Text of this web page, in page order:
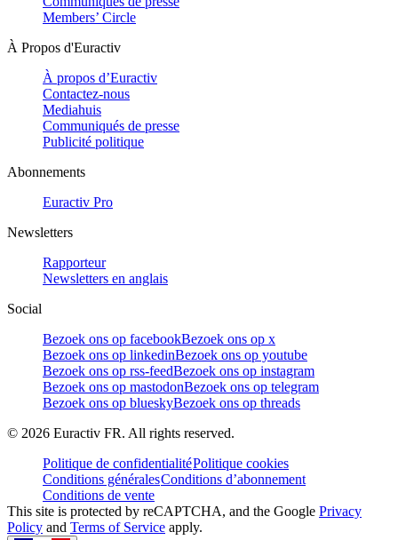
Members’ Circle
À Propos d'Euractiv
À propos d’Euractiv
Contactez-nous
Mediahuis
Communiqués de presse
Publicité politique
Abonnements
Euractiv Pro
Newsletters
Rapporteur
Newsletters en anglais
Social
Bezoek ons op facebookBezoek ons op x
Bezoek ons op linkedinBezoek ons op youtube
Bezoek ons op rss-feedBezoek ons op instagram
Bezoek ons op mastodonBezoek ons op telegram
Bezoek ons op blueskyBezoek ons op threads
© 2026 Euractiv FR. All rights reserved.
Politique de confidentialitéPolitique cookies
Conditions généralesConditions d’abonnement
Conditions de vente
This site is protected by reCAPTCHA, and the Google Privacy
Policy and Terms of Service apply.